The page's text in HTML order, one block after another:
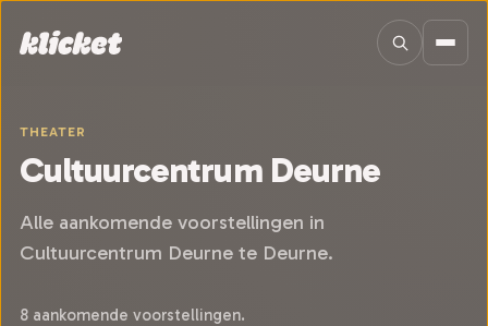
THEATER
Cultuurcentrum Deurne
Alle aankomende voorstellingen in
Cultuurcentrum Deurne te Deurne.
8 aankomende voorstellingen.